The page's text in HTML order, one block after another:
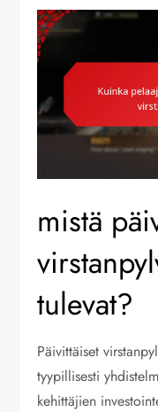
mistä
tulevat?
Päivittäiset
tyypillisesti
kehittäjien